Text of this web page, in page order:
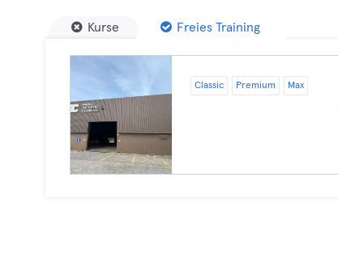
Kurse Freies Training
Classic Premium Max